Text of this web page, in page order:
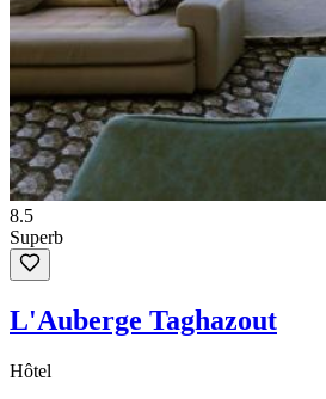
8.5
Superb
L'Auberge Taghazout
Hôtel